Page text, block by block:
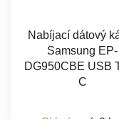
Nabíjací dátový
Samsung EP-
DG950CBE USB
C